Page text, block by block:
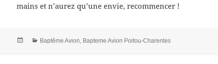
mains et n’aurez qu’une envie, recommencer !
PostedCategories
Baptême Avion, Bapteme Avion Poitou-Charentes